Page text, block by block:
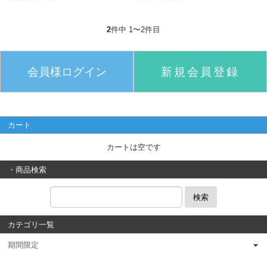
2件中 1〜2件目
会員様ログイン 新規会員登録
カート
カートは空です
・商品検索
検索
カテゴリ一覧
期間限定